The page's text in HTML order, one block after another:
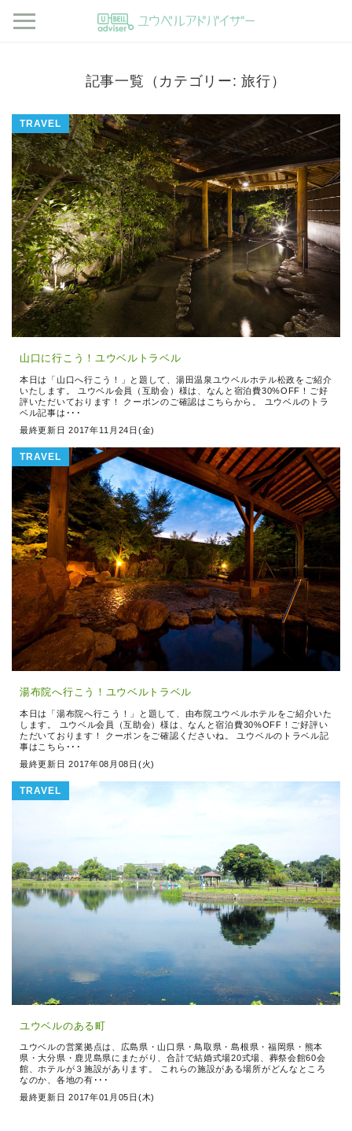
記事一覧（カテゴリー: 旅行）
山口に行こう！ユウベルトラベル
本日は「山口へ行こう！」と題して、湯田温泉ユウベルホテル松政をご紹介
いたします。 ユウベル会員（互助会）様は、なんと宿泊費30%OFF！ご好
評いただいております！ クーポンのご確認はこちらから。 ユウベルのトラ
ベル記事は･･･
最終更新日 2017年11月24日(金)
TRAVEL
湯布院へ行こう！ユウベルトラベル
本日は「湯布院へ行こう！」と題して、由布院ユウベルホテルをご紹介いた
します。 ユウベル会員（互助会）様は、なんと宿泊費30%OFF！ご好評い
ただいております！ クーポンをご確認くださいね。 ユウベルのトラベル記
事はこちら･･･
最終更新日 2017年08月08日(火)
TRAVEL
ユウベルのある町
ユウベルの営業拠点は、広島県・山口県・鳥取県・島根県・福岡県・熊本
県・大分県・鹿児島県にまたがり、合計で結婚式場20式場、葬祭会館60会
館、ホテルが３施設があります。 これらの施設がある場所がどんなところ
なのか、各地の有･･･
最終更新日 2017年01月05日(木)
TRAVEL